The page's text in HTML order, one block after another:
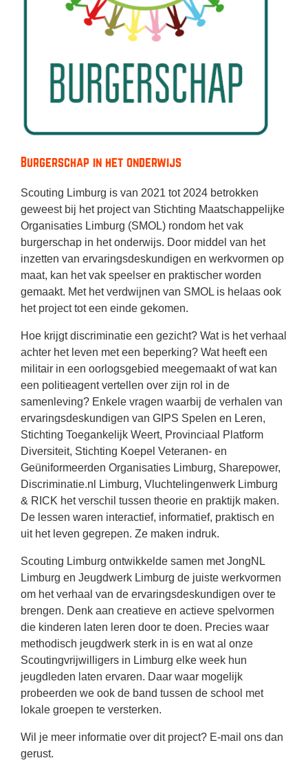
Burgerschap in het onderwijs
Scouting Limburg is van 2021 tot 2024 betrokken
geweest bij het project van Stichting Maatschappelijke
Organisaties Limburg (SMOL) rondom het vak
burgerschap in het onderwijs. Door middel van het
inzetten van ervaringsdeskundigen en werkvormen op
maat, kan het vak speelser en praktischer worden
gemaakt. Met het verdwijnen van SMOL is helaas ook
het project tot een einde gekomen.
Hoe krijgt discriminatie een gezicht? Wat is het verhaal
achter het leven met een beperking? Wat heeft een
militair in een oorlogsgebied meegemaakt of wat kan
een politieagent vertellen over zijn rol in de
samenleving? Enkele vragen waarbij de verhalen van
ervaringsdeskundigen van GIPS Spelen en Leren,
Stichting Toegankelijk Weert, Provinciaal Platform
Diversiteit, Stichting Koepel Veteranen- en
Geüniformeerden Organisaties Limburg, Sharepower,
Discriminatie.nl Limburg, Vluchtelingenwerk Limburg
& RICK het verschil tussen theorie en praktijk maken.
De lessen waren interactief, informatief, praktisch en
uit het leven gegrepen. Ze maken indruk.
Scouting Limburg ontwikkelde samen met JongNL
Limburg en Jeugdwerk Limburg de juiste werkvormen
om het verhaal van de ervaringsdeskundigen over te
brengen. Denk aan creatieve en actieve spelvormen
die kinderen laten leren door te doen. Precies waar
methodisch jeugdwerk sterk in is en wat al onze
Scoutingvrijwilligers in Limburg elke week hun
jeugdleden laten ervaren. Daar waar mogelijk
probeerden we ook de band tussen de school met
lokale groepen te versterken.
Wil je meer informatie over dit project? E-mail ons dan
gerust.